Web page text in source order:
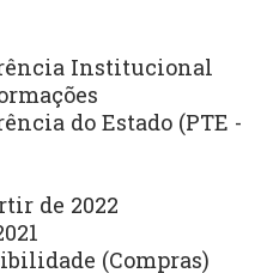
Institucional
do Estado (PTE -
de 2022
(Compras)